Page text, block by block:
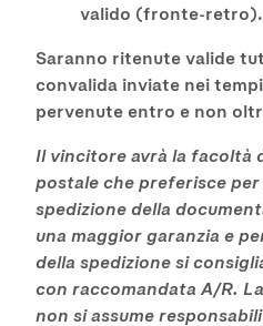
valido (fronte-retro).
Saranno ritenute valide
convalida inviate nei
pervenute entro e non
Il vincitore avrà la facoltà
postale che preferisce
spedizione della
una maggior garanzia e
della spedizione si
con raccomandata A/R.
non si assume